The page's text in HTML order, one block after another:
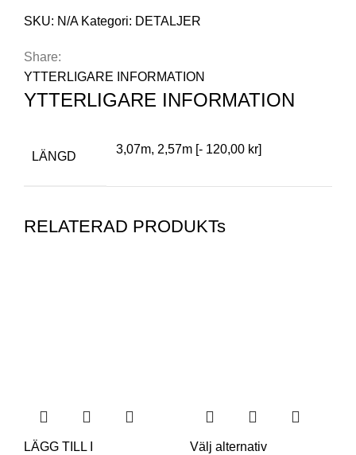
SKU: N/A Kategori: DETALJER
Share:
YTTERLIGARE INFORMATION
YTTERLIGARE INFORMATION
LÄNGD
3,07m, 2,57m [- 120,00 kr]
RELATERAD PRODUKTs
LÄGG TILL I
Välj alternativ